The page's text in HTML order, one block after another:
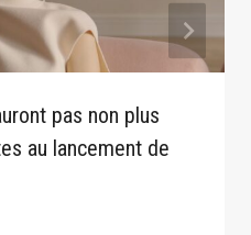
pas non plus
au lancement de